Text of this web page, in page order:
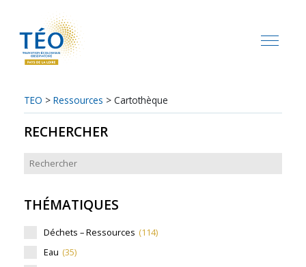
TEO > Ressources > Cartothèque
RECHERCHER
THÉMATIQUES
Déchets – Ressources (114)
Eau (35)